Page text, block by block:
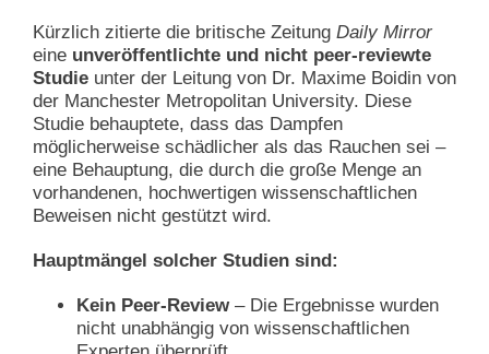
Kürzlich zitierte die britische Zeitung Daily Mirror
eine unveröffentlichte und nicht peer-reviewte
Studie unter der Leitung von Dr. Maxime Boidin von
der Manchester Metropolitan University. Diese
Studie behauptete, dass das Dampfen
möglicherweise schädlicher als das Rauchen sei –
eine Behauptung, die durch die große Menge an
vorhandenen, hochwertigen wissenschaftlichen
Beweisen nicht gestützt wird.
Hauptmängel solcher Studien sind:
Kein Peer-Review – Die Ergebnisse wurden
nicht unabhängig von wissenschaftlichen